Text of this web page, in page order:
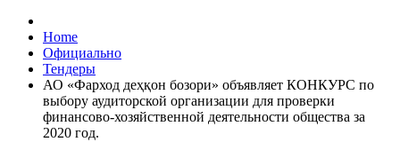
Home
Официально
Тендеры
АО «Фарход деҳқон бозори» объявляет КОНКУРС по
выбору аудиторской организации для проверки
финансово-хозяйственной деятельности общества за
2020 год.